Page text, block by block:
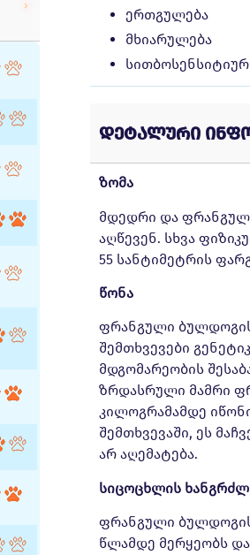
ერთგულება
მხიარულება
დეტალური
ზომა
მდედრი და
აღწევენ. სხვა
55 სანტიმეტრის
წონა
ფრანგული
შემთხვევები
მდგომარეობის
ზრდასრული მამრი
კილოგრამამდე
შემთხვევაში, ეს
არ აღემატება.
სიცოცხლის
ფრანგული
წლამდე მერყეობს